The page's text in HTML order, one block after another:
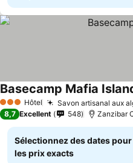
3 ÉtoilesHôtel Savon artisanal aux
Basecamp Mafia
8,7 Excellent 548 Zanzibar
Sélectionnez des dates
les prix exacts